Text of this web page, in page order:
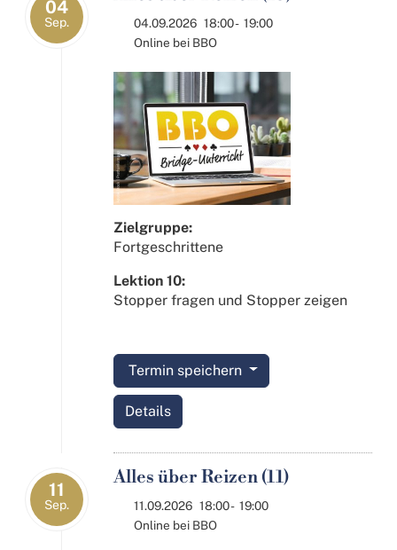
04
Sep. 04.09.2026 18:00- 19:00
Online bei BBO
Zielgruppe:
Fortgeschrittene
Lektion 10:
Stopper fragen und Stopper zeigen
Termin speichern
Details
11
Sep.
Alles über Reizen (11)
11.09.2026 18:00- 19:00
Online bei BBO